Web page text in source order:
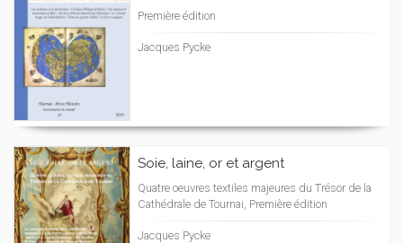
Première édition
Jacques Pycke
Soie, laine, or et argent
Quatre oeuvres textiles majeures du Trésor de la
Cathédrale de Tournai, Première édition
Jacques Pycke